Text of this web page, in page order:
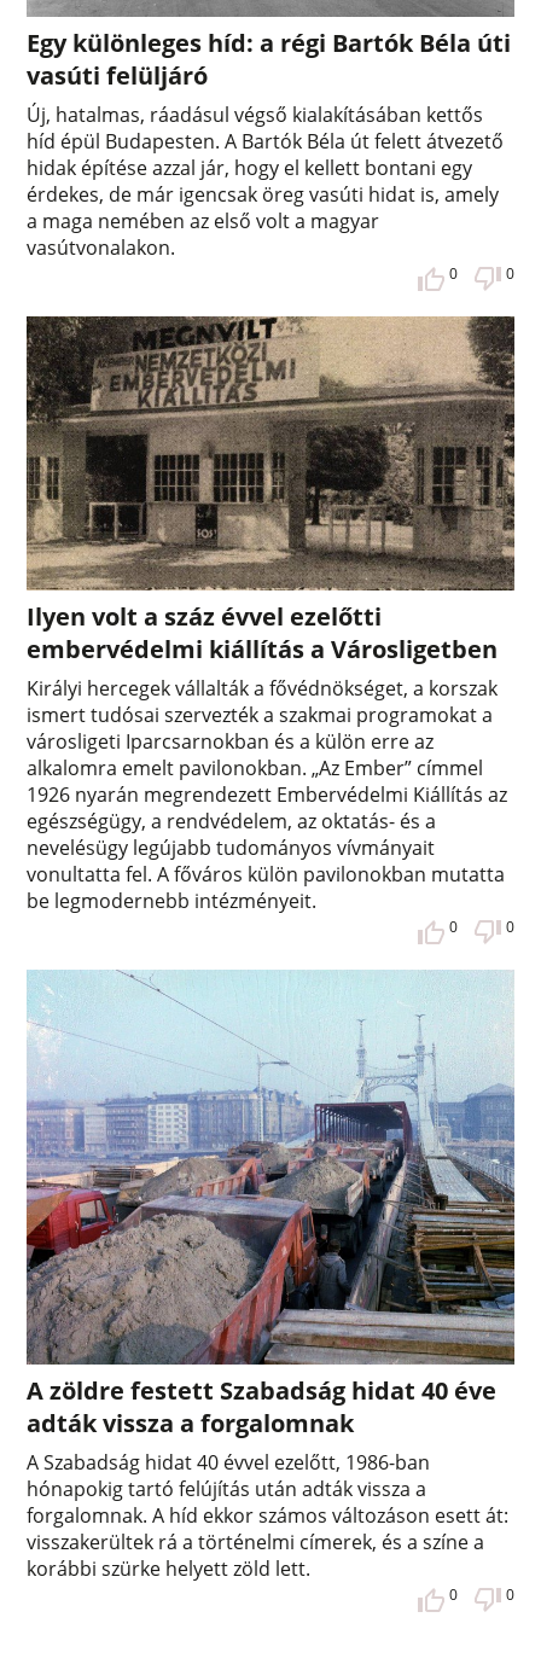
Egy különleges híd: a régi Bartók Béla úti
vasúti felüljáró
Új, hatalmas, ráadásul végső kialakításában kettős
híd épül Budapesten. A Bartók Béla út felett átvezető
hidak építése azzal jár, hogy el kellett bontani egy
érdekes, de már igencsak öreg vasúti hidat is, amely
a maga nemében az első volt a magyar
vasútvonalakon.
0 0
Ilyen volt a száz évvel ezelőtti
embervédelmi kiállítás a Városligetben
Királyi hercegek vállalták a fővédnökséget, a korszak
ismert tudósai szervezték a szakmai programokat a
városligeti Iparcsarnokban és a külön erre az
alkalomra emelt pavilonokban. „Az Ember” címmel
1926 nyarán megrendezett Embervédelmi Kiállítás az
egészségügy, a rendvédelem, az oktatás- és a
nevelésügy legújabb tudományos vívmányait
vonultatta fel. A főváros külön pavilonokban mutatta
be legmodernebb intézményeit.
0 0
A zöldre festett Szabadság hidat 40 éve
adták vissza a forgalomnak
A Szabadság hidat 40 évvel ezelőtt, 1986-ban
hónapokig tartó felújítás után adták vissza a
forgalomnak. A híd ekkor számos változáson esett át:
visszakerültek rá a történelmi címerek, és a színe a
korábbi szürke helyett zöld lett.
0 0